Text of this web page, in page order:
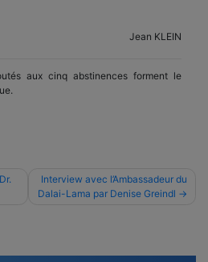
Jean KLEIN
aux cinq abstinences forment le
Interview avec l’Ambassadeur du
Dalai-Lama par Denise Greindl